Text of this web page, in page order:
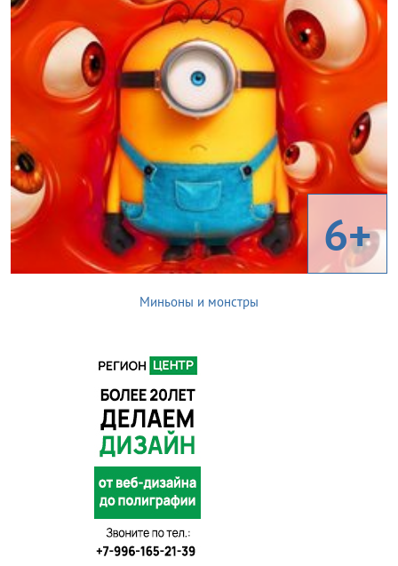
6+
Миньоны и монстры